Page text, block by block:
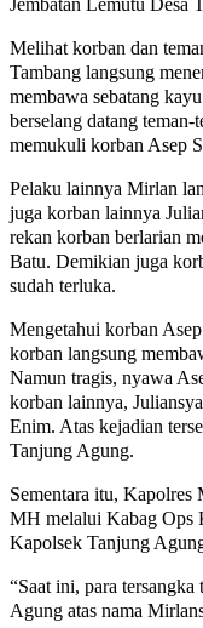
Jembatan Lemutu Desa
Melihat korban dan
Tambang langsung
membawa sebatang
berselang datang teman-
memukuli korban Asep
Pelaku lainnya Mirlan
juga korban lainnya
rekan korban berlarian
Batu. Demikian juga
sudah terluka.
Mengetahui korban
korban langsung
Namun tragis, nyawa
korban lainnya,
Enim. Atas kejadian
Tanjung Agung.
Sementara itu,
MH melalui Kabag Ops
Kapolsek Tanjung
“Saat ini, para
Agung atas nama